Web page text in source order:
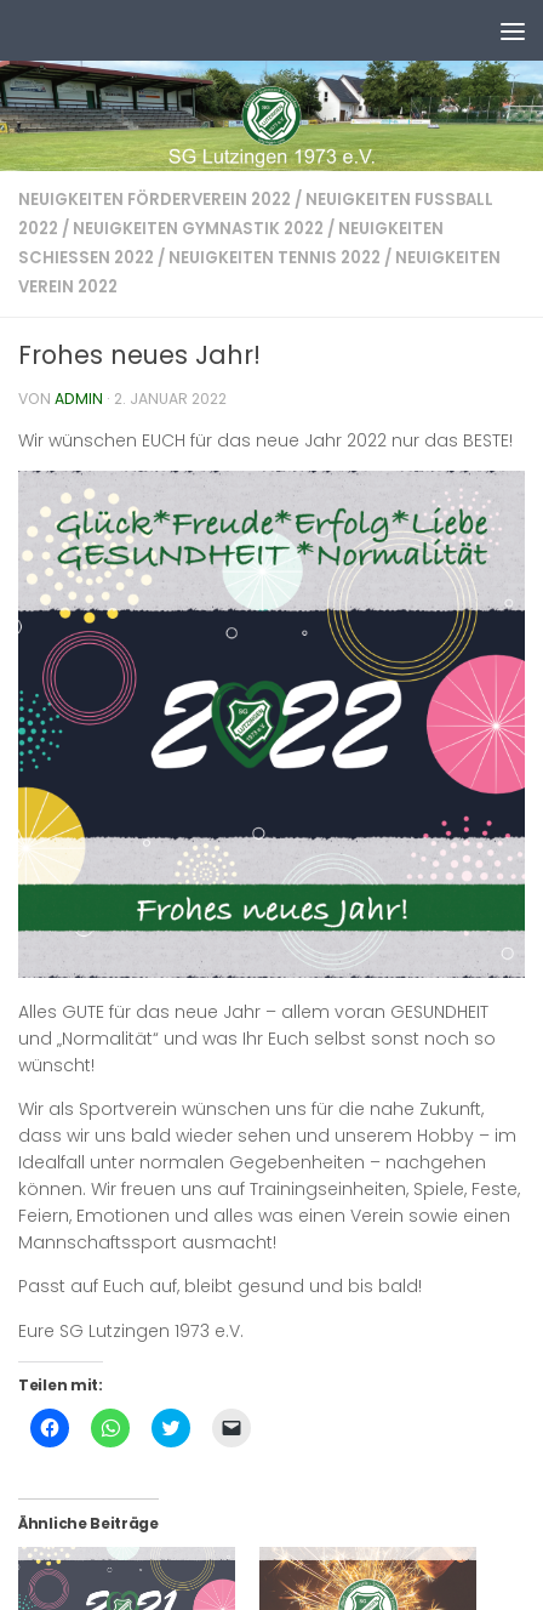
NEUIGKEITEN FÖRDERVEREIN 2022 / NEUIGKEITEN FUSSBALL 2
022
/ NEUIGKEITEN GYMNASTIK 2022 / NEUIGKEITEN
SCHIESSEN 2022
/ NEUIGKEITEN TENNIS 2022 / NEUIGKEITEN
VEREIN 2022
Frohes neues Jahr!
VON ADMIN · 2. JANUAR 2022
Wir wünschen EUCH für das neue Jahr 2022 nur das BESTE!
Alles GUTE für das neue Jahr – allem voran GESUNDHEIT
und „Normalität“ und was Ihr Euch selbst sonst noch so
wünscht!
Wir als Sportverein wünschen uns für die nahe Zukunft,
dass wir uns bald wieder sehen und unserem Hobby – im
Idealfall unter normalen Gegebenheiten – nachgehen
können. Wir freuen uns auf Trainingseinheiten, Spiele, Feste,
Feiern, Emotionen und alles was einen Verein sowie einen
Mannschaftssport ausmacht!
Passt auf Euch auf, bleibt gesund und bis bald!
Eure SG Lutzingen 1973 e.V.
Teilen mit:
Klick,
um
teilen
(Wird
in
neuem
Fenster
geöffnet)
Klicken,
um
teilen
(Wird
in
neuem
Fenster
geöffnet)
Klick,
um
neuem
Fenster
geöffnet)
Mail
senden
(Wird
Ähnliche Beiträge